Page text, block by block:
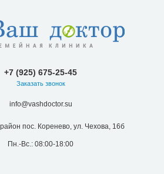
+7 (925) 675-25-45
Заказать звонок
info@vashdoctor.su
пос. Коренево, ул. Чехова, 16б
Пн.-Вс.: 08:00-18:00